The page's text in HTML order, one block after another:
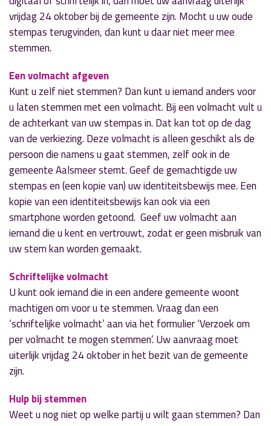
vrijdag 24 oktober bij de gemeente zijn. Mocht u uw oude
stempas terugvinden, dan kunt u daar niet meer mee
stemmen.
Een volmacht afgeven
Kunt u zelf niet stemmen? Dan kunt u iemand anders voor
u laten stemmen met een volmacht. Bij een volmacht vult u
de achterkant van uw stempas in. Dat kan tot op de dag
van de verkiezing. Deze volmacht is alleen geschikt als de
persoon die namens u gaat stemmen, zelf ook in de
gemeente Aalsmeer stemt. Geef de gemachtigde uw
stempas en (een kopie van) uw identiteitsbewijs mee. Een
kopie van een identiteitsbewijs kan ook via een
smartphone worden getoond. Geef uw volmacht aan
iemand die u kent en vertrouwt, zodat er geen misbruik van
uw stem kan worden gemaakt.
Schriftelijke volmacht
U kunt ook iemand die in een andere gemeente woont
machtigen om voor u te stemmen. Vraag dan een
‘schriftelijke volmacht’ aan via het formulier ‘Verzoek om
per volmacht te mogen stemmen’. Uw aanvraag moet
uiterlijk vrijdag 24 oktober in het bezit van de gemeente
zijn.
Hulp bij stemmen
Weet u nog niet op welke partij u wilt gaan stemmen? Dan